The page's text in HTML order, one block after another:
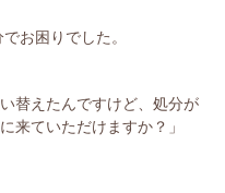
お困りでした。
替えたんですけど、処分が
来ていただけますか？」